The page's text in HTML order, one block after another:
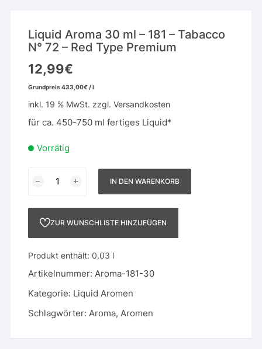
Liquid Aroma 30 ml – 181 – Tabacco
N° 72 – Red Type Premium
12,99€
Grundpreis433,00€/l
inkl. 19 % MwSt. zzgl.Versandkosten
für ca. 450-750 ml fertiges Liquid*
Vorrätig
-
Tabacco
72
-
IN DEN WARENKORB
ZUR WUNSCHLISTE HINZUFÜGEN
Produkt enthält: 0,03 l
Artikelnummer: Aroma-181-30
Kategorie: Liquid Aromen
Schlagwörter: Aroma, Aromen